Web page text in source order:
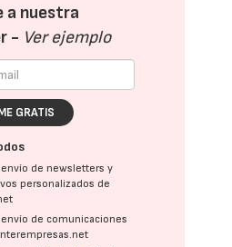
a nuestra
- Ver ejemplo
GRATIS
de newsletters y
personalizados de
de comunicaciones